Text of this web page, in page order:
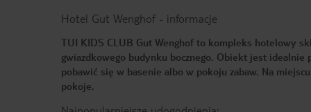
Hotel Gut Wenghof - informacje
TUI KIDS CLUB Gut Wenghof to kompleks hotelowy
gwiazdkowego budynku bocznego. Obiekt jest idealnie
pobawić się w basenie albo w pokoju zabaw. Na
pokoje.